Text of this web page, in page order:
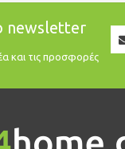
newsletter
και τις προσφορές